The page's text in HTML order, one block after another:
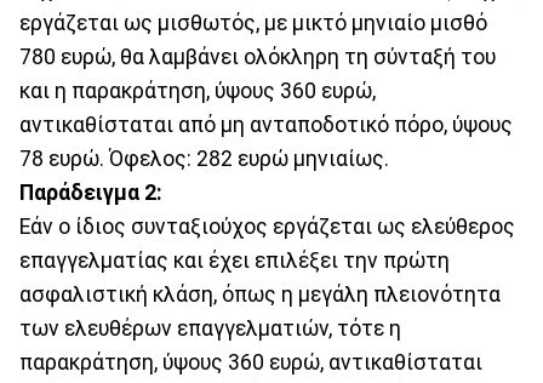
εργάζεται ως μισθωτός, με μικτό μηνιαίο μισθό
780 ευρώ, θα λαμβάνει ολόκληρη τη σύνταξή του
και η παρακράτηση, ύψους 360 ευρώ,
αντικαθίσταται από μη ανταποδοτικό πόρο, ύψους
78 ευρώ. Όφελος: 282 ευρώ μηνιαίως.
Παράδειγμα 2:
Εάν ο ίδιος συνταξιούχος εργάζεται ως ελεύθερος
επαγγελματίας και έχει επιλέξει την πρώτη
ασφαλιστική κλάση, όπως η μεγάλη πλειονότητα
των ελευθέρων επαγγελματιών, τότε η
παρακράτηση, ύψους 360 ευρώ, αντικαθίσταται